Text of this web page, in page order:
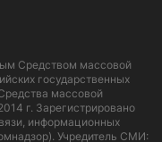
Средством массовой
государственных
массовой
г. Зарегистрировано
информационных
Учредитель СМИ: